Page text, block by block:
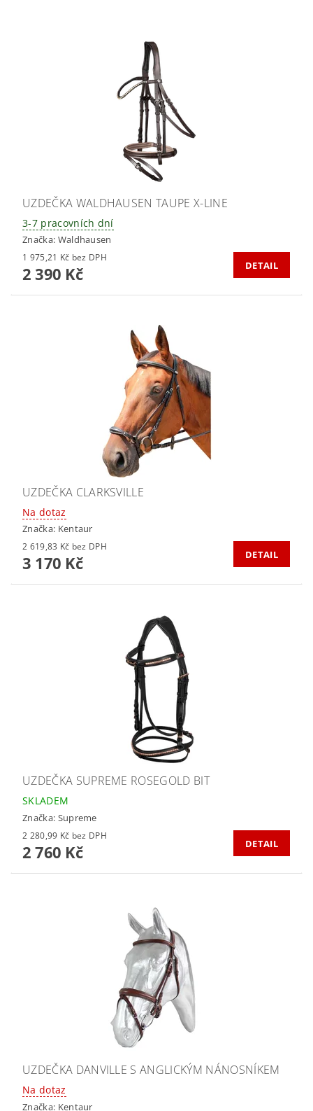
UZDEČKA WALDHAUSEN TAUPE X-LINE
3-7 pracovních dní
Značka: Waldhausen
1 975,21 Kč bez DPH
2 390 Kč DETAIL
UZDEČKA CLARKSVILLE
Na dotaz
Značka: Kentaur
2 619,83 Kč bez DPH
3 170 Kč DETAIL
UZDEČKA SUPREME ROSEGOLD BIT
SKLADEM
Značka: Supreme
2 280,99 Kč bez DPH
2 760 Kč DETAIL
UZDEČKA DANVILLE S ANGLICKÝM NÁNOSNÍKEM
Na dotaz
Značka: Kentaur